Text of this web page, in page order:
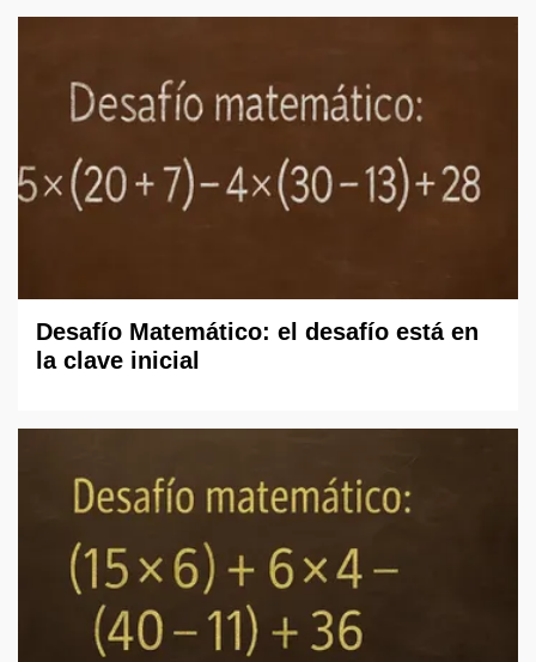
Desafío Matemático: el desafío está en
la clave inicial